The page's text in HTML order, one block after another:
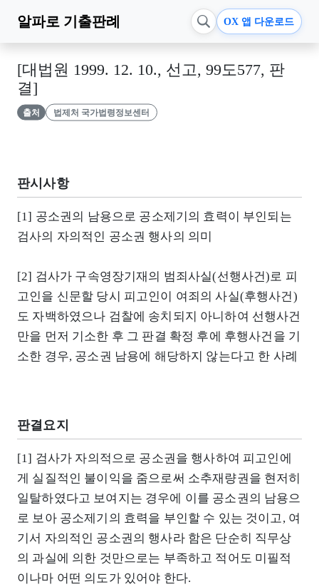
알파로 기출판례 OX 앱 다운로드
[대법원 1999. 12. 10., 선고, 99도577, 판
결]
출처 법제처 국가법령정보센터
판시사항
[1] 공소권의 남용으로 공소제기의 효력이 부인되는
검사의 자의적인 공소권 행사의 의미
[2] 검사가 구속영장기재의 범죄사실(선행사건)로 피
고인을 신문할 당시 피고인이 여죄의 사실(후행사건)
도 자백하였으나 검찰에 송치되지 아니하여 선행사건
만을 먼저 기소한 후 그 판결 확정 후에 후행사건을 기
소한 경우, 공소권 남용에 해당하지 않는다고 한 사례
판결요지
[1] 검사가 자의적으로 공소권을 행사하여 피고인에
게 실질적인 불이익을 줌으로써 소추재량권을 현저히
일탈하였다고 보여지는 경우에 이를 공소권의 남용으
로 보아 공소제기의 효력을 부인할 수 있는 것이고, 여
기서 자의적인 공소권의 행사라 함은 단순히 직무상
의 과실에 의한 것만으로는 부족하고 적어도 미필적
이나마 어떤 의도가 있어야 한다.